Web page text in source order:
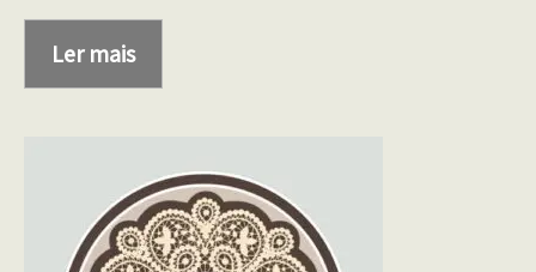
Ler mais